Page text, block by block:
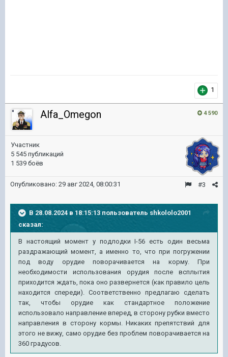
1
4 590
Alfa_Omegon
Участник
5 545 публикаций
1 539 боёв
#3
Опубликовано: 29 авг 2024, 08:00:31
В 28.08.2024 в 18:15:13 пользователь shkololo2001
сказал:
В настоящий момент у подлодки I-56 есть один весьма
раздражающий момент, а именно то, что при погружении
под воду орудие поворачивается на корму. При
необходимости использования орудия после всплытия
приходится ждать, пока оно развернется (как правило цель
находится спереди). Соответственно предлагаю сделать
так, чтобы орудие как стандартное положение
использовало направление вперед, в сторону рубки вместо
направления в сторону кормы. Никаких препятствий для
этого не вижу, само орудие без проблем поворачивается на
360 градусов.